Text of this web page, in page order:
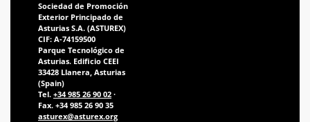
Sociedad de Promoción
Exterior Principado de
Asturias S.A. (ASTUREX)
CIF: A-74159500
Parque Tecnológico de
Asturias. Edificio CEEI
33428 Llanera, Asturias
(Spain)
Tel. +34 985 26 90 02 ·
Fax. +34 985 26 90 35
asturex@asturex.org